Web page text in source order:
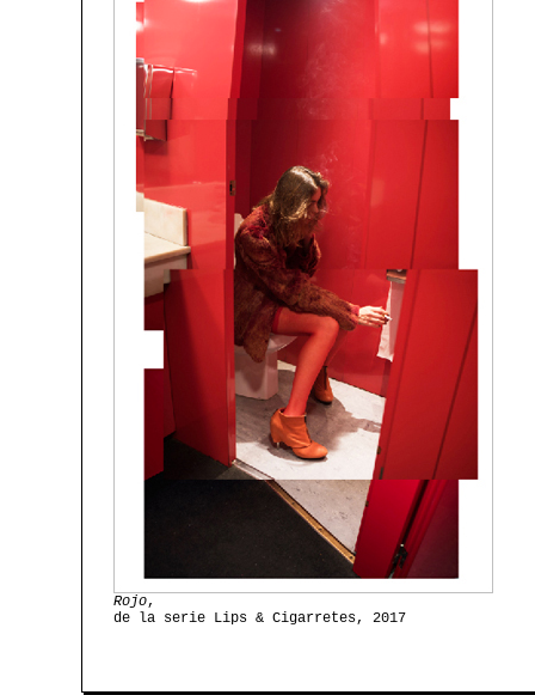
Rojo,
de la serie Lips & Cigarretes, 2017